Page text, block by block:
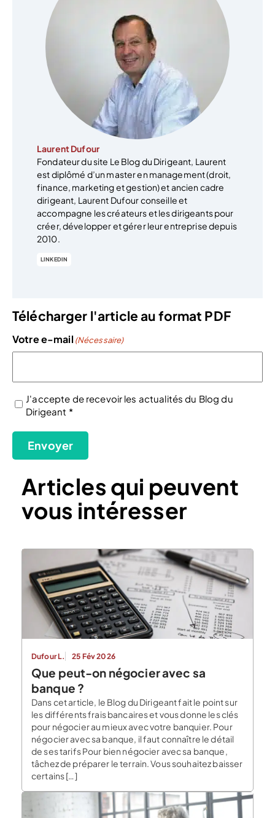
Laurent Dufour
Fondateur du site Le Blog du Dirigeant, Laurent
est diplômé d’un master en management (droit,
finance, marketing et gestion) et ancien cadre
dirigeant, Laurent Dufour conseille et
accompagne les créateurs et les dirigeants pour
créer, développer et gérer leur entreprise depuis
2010.
LINKEDIN
Télécharger l'article au format PDF
Votre e-mail (Nécessaire)
(Nécessaire)
J'accepte de recevoir les actualités du Blog du
Dirigeant *
Envoyer
Articles qui peuvent
vous intéresser
Dufour L. 25 Fév 2026
Que peut-on négocier avec sa
banque ?
Dans cet article, le Blog du Dirigeant fait le point sur
les différents frais bancaires et vous donne les clés
pour négocier au mieux avec votre banquier. Pour
négocier avec sa banque, il faut connaître le détail
de ses tarifs Pour bien négocier avec sa banque,
tâchez de préparer le terrain. Vous souhaitez baisser
certains […]